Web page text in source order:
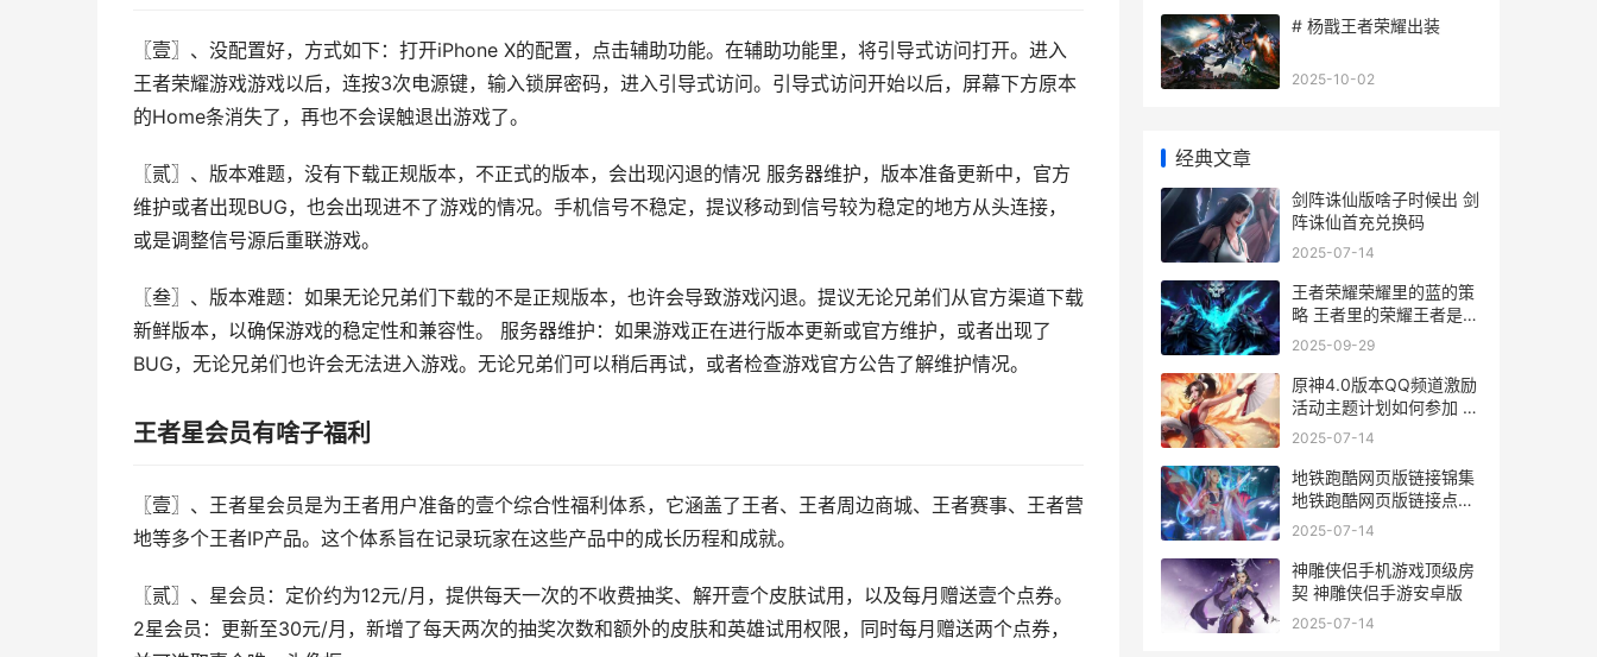
〖壹〗、没配置好，方式如下：打开iPhone X的配置，点击辅助功能。在辅助功能里，将引导式访问打开。进入
王者荣耀游戏游戏以后，连按3次电源键，输入锁屏密码，进入引导式访问。引导式访问开始以后，屏幕下方原本
的Home条消失了，再也不会误触退出游戏了。
〖贰〗、版本难题，没有下载正规版本，不正式的版本，会出现闪退的情况 服务器维护，版本准备更新中，官方
维护或者出现BUG，也会出现进不了游戏的情况。手机信号不稳定，提议移动到信号较为稳定的地方从头连接，
或是调整信号源后重联游戏。
〖叁〗、版本难题：如果无论兄弟们下载的不是正规版本，也许会导致游戏闪退。提议无论兄弟们从官方渠道下载
新鲜版本，以确保游戏的稳定性和兼容性。 服务器维护：如果游戏正在进行版本更新或官方维护，或者出现了
BUG，无论兄弟们也许会无法进入游戏。无论兄弟们可以稍后再试，或者检查游戏官方公告了解维护情况。
王者星会员有啥子福利
〖壹〗、王者星会员是为王者用户准备的壹个综合性福利体系，它涵盖了王者、王者周边商城、王者赛事、王者营
地等多个王者IP产品。这个体系旨在记录玩家在这些产品中的成长历程和成就。
〖贰〗、星会员：定价约为12元/月，提供每天一次的不收费抽奖、解开壹个皮肤试用，以及每月赠送壹个点券。
2星会员：更新至30元/月，新增了每天两次的抽奖次数和额外的皮肤和英雄试用权限，同时每月赠送两个点券，
# 杨戬王者荣耀出装
2025-10-02
经典文章
剑阵诛仙版啥子时候出 剑
阵诛仙首充兑换码
2025-07-14
王者荣耀荣耀里的蓝的策
略 王者里的荣耀王者是什
么
2025-09-29
原神4.0版本QQ频道激励
活动主题计划如何参加 原
神用qq登录是无限时间吗
2025-07-14
地铁跑酷网页版链接锦集
地铁跑酷网页版链接点开
即玩
2025-07-14
神雕侠侣手机游戏顶级房
契 神雕侠侣手游安卓版
2025-07-14